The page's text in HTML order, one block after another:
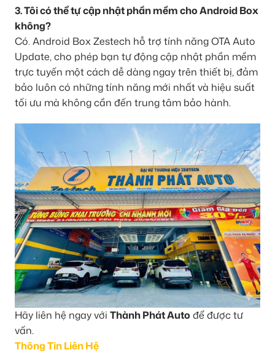
3. Tôi có thể tự cập nhật phần mềm cho Android Box
không?
Có. Android Box Zestech hỗ trợ tính năng OTA Auto
Update, cho phép bạn tự động cập nhật phần mềm
trực tuyến một cách dễ dàng ngay trên thiết bị, đảm
bảo luôn có những tính năng mới nhất và hiệu suất
tối ưu mà không cần đến trung tâm bảo hành.
Hãy liên hệ ngay với Thành Phát Auto để được tư
vấn.
Thông Tin Liên Hệ